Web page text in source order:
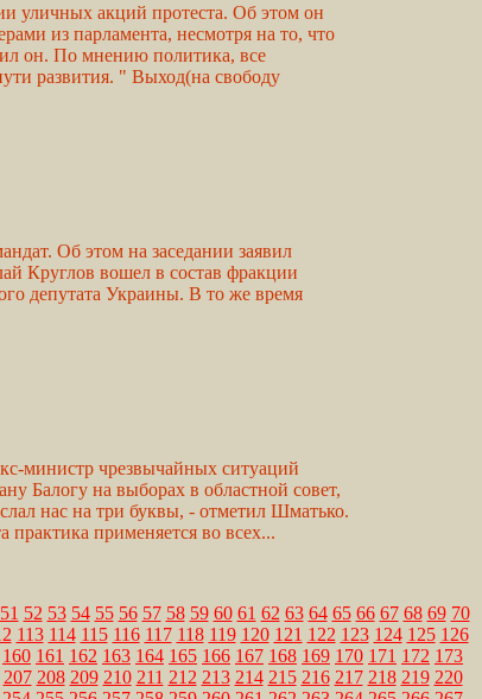
уличных акций протеста. Об этом он
из парламента, несмотря на то, что
он. По мнению политика, все
развития. " Выход(на свободу
Об этом на заседании заявил
Круглов вошел в состав фракции
депутата Украины. В то же время
министр чрезвычайных ситуаций
Балогу на выборах в областной совет,
нас на три буквы, - отметил Шматько.
применяется во всех...
51 52 53 54 55 56 57 58 59 60 61 62 63 64 65 66 67 68 69 70
113 114 115 116 117 118 119 120 121 122 123 124 125 126
160 161 162 163 164 165 166 167 168 169 170 171 172 173
207 208 209 210 211 212 213 214 215 216 217 218 219 220